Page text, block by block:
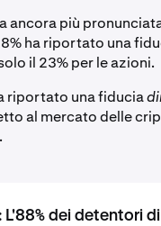
più
ha riportato una
il 23% per le azioni.
riportato una fiducia
al mercato delle
L'88% dei detentori